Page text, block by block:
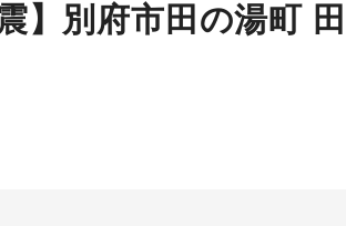
】別府市田の湯町